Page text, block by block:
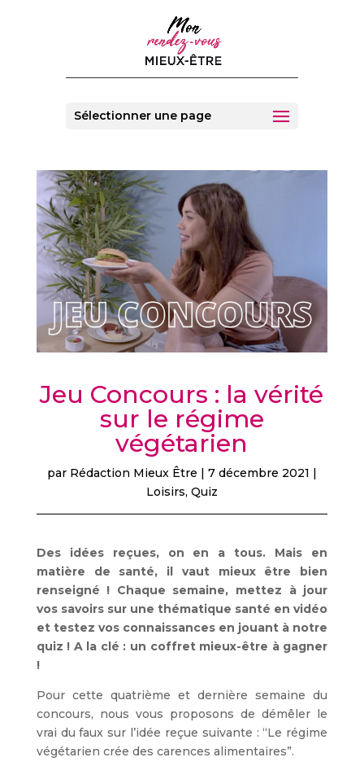
Sélectionner une page
Jeu Concours : la vérité
sur le régime
végétarien
par Rédaction Mieux Être | 7 décembre 2021 |
Loisirs, Quiz
Des idées reçues, on en a tous. Mais en
matière de santé, il vaut mieux être bien
renseigné ! Chaque semaine, mettez à jour
vos savoirs sur une thématique santé en vidéo
et testez vos connaissances en jouant à notre
quiz ! A la clé : un coffret mieux-être à gagner
!
Pour cette quatrième et dernière semaine du
concours, nous vous proposons de démêler le
vrai du faux sur l’idée reçue suivante : “Le régime
végétarien crée des carences alimentaires”.